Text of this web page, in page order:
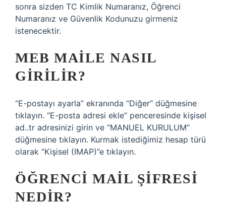
sonra sizden TC Kimlik Numaranız, Öğrenci
Numaranız ve Güvenlik Kodunuzu girmeniz
istenecektir.
MEB MAILE NASIL
GIRILIR?
“E-postayı ayarla” ekranında “Diğer” düğmesine
tıklayın. “E-posta adresi ekle” penceresinde kişisel
ad..tr adresinizi girin ve “MANUEL KURULUM”
düğmesine tıklayın. Kurmak istediğimiz hesap türü
olarak “Kişisel (IMAP)”e tıklayın.
ÖĞRENCI MAIL ŞIFRESI
NEDIR?